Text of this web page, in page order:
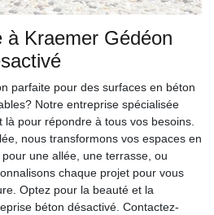
à Kraemer Gédéon
parfaite pour des surfaces en béton
Notre entreprise spécialisée
là pour répondre à tous vos besoins.
nous transformons vos espaces en
une allée, une terrasse, ou
chaque projet pour vous
Optez pour la beauté et la
béton désactivé. Contactez-